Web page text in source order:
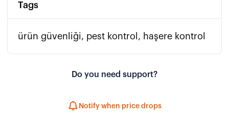
Tags
ürün güvenliği, pest kontrol, haşere kontrol
Do you need support?
Notify when price drops